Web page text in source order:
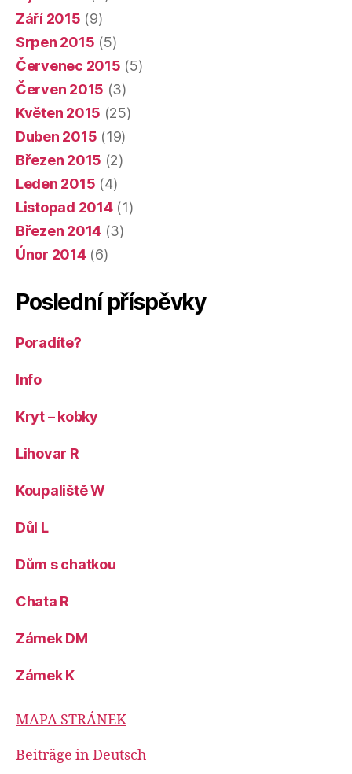
Září 2015 (9)
Srpen 2015 (5)
Červenec 2015 (5)
Červen 2015 (3)
Květen 2015 (25)
Duben 2015 (19)
Březen 2015 (2)
Leden 2015 (4)
Listopad 2014(1)
Březen 2014 (3)
Únor 2014(6)
Poslední příspěvky
Poradíte?
Info
Kryt – kobky
Lihovar R
Koupaliště W
Důl L
Dům s chatkou
Chata R
Zámek DM
Zámek K
MAPA STRÁNEK
Beiträge in Deutsch